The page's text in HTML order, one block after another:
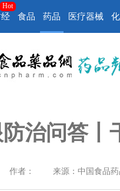
Hot
食品 药品 医疗器械
治问答丨
作者： 来源：中国食品药